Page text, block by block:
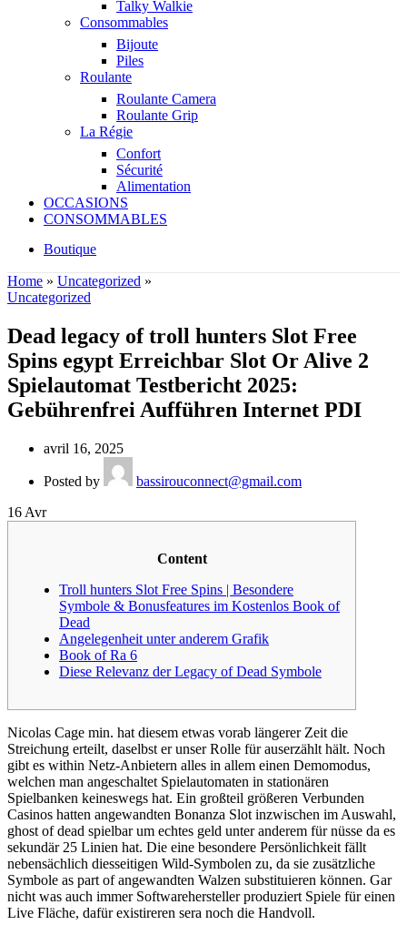
Talky Walkie
Consommables
Bijoute
Piles
Roulante
Roulante Camera
Roulante Grip
La Régie
Confort
Sécurité
Alimentation
OCCASIONS
CONSOMMABLES
Boutique
Home » Uncategorized »
Uncategorized
Dead legacy of troll hunters Slot Free
Spins egypt Erreichbar Slot Or Alive 2
Spielautomat Testbericht 2025:
Gebührenfrei Aufführen Internet PDI
avril 16, 2025
Posted by
bassirouconnect@gmail.com
16 Avr
Content
Troll hunters Slot Free Spins | Besondere
Symbole & Bonusfeatures im Kostenlos Book of
Dead
Angelegenheit unter anderem Grafik
Book of Ra 6
Diese Relevanz der Legacy of Dead Symbole
Nicolas Cage min. hat diesem etwas vorab längerer Zeit die
Streichung erteilt, daselbst er unser Rolle für auserzählt hält. Noch
gibt es within Netz-Anbietern alles in allem einen Demomodus,
welchen man angeschaltet Spielautomaten in stationären
Spielbanken keineswegs hat. Ein großteil größeren Verbunden
Casinos hatten angewandten Bonanza Slot inzwischen im Auswahl,
ghost of dead spielbar um echtes geld unter anderem für nüsse da es
sekundär 25 Linien hat. Die eine besondere Persönlichkeit fällt
nebensächlich diesseitigen Wild-Symbolen zu, da sie zusätzliche
Symbole as part of angewandten Walzen substituieren können. Gar
nicht was auch immer Softwarehersteller produziert Spiele für einen
Live Fläche, dafür existireren sera noch die Handvoll.